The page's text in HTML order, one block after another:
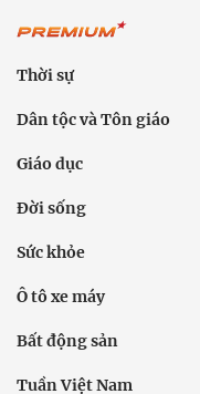
Thời sự
Dân tộc và Tôn giáo
Giáo dục
Đời sống
Sức khỏe
Ô tô xe máy
Bất động sản
Tuần Việt Nam